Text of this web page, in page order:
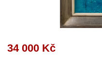
34 000 Kč